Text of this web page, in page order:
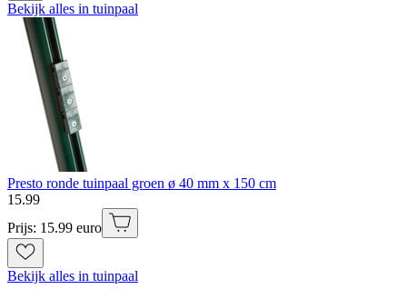
Bekijk alles in tuinpaal
Presto ronde tuinpaal groen ø 40 mm x 150 cm
15.99
Prijs: 15.99 euro
Bekijk alles in tuinpaal